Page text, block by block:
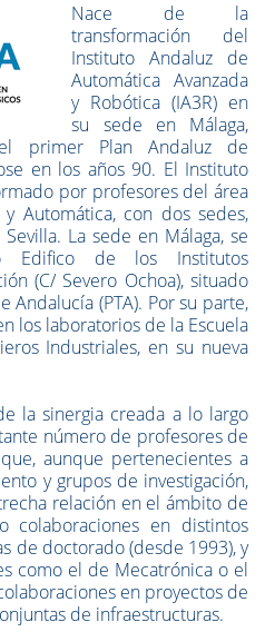
Nace de la
transformación del
Instituto Andaluz de
Automática Avanzada
y Robótica (IA3R) en
su sede en Málaga,
primer Plan Andaluz de
en los años 90. El Instituto
por profesores del área
Automática, con dos sedes,
La sede en Málaga, se
Edifico de los Institutos
(C/ Severo Ochoa), situado
Andalucía (PTA). Por su parte,
los laboratorios de la Escuela
Industriales, en su nueva
la sinergia creada a lo largo
número de profesores de
aunque pertenecientes a
y grupos de investigación,
relación en el ámbito de
colaboraciones en distintos
de doctorado (desde 1993), y
como el de Mecatrónica o el
en proyectos de
de infraestructuras.